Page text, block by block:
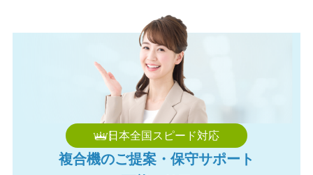
【神奈川県】複合機 TOSHIBA 導入のお問い合わせを頂き
ました。ありがとうございます。
2026年8月6日 17:21
【埼玉県】コピー機 Canon 導入のお問い合わせを頂きま
した。ありがとうございます。
2026年8月6日 17:06
【滋賀県】コピー機 FUJIFILM 導入のお問い合わせを頂き
ました。ありがとうございます。
日本全国スピード対応
複合機のご提案・保守サポート